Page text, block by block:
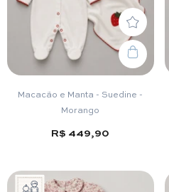
Macacão e Manta - Suedine -
Morango
R$ 449,90